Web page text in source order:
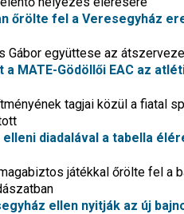
őrölte fel a Veresegyház
Gábor együttese az
MATE-Gödöllői EAC az
tagjai közül a fiatal
elleni diadalával a tabella
játékkal őrölte fel a
ellen nyitják az új